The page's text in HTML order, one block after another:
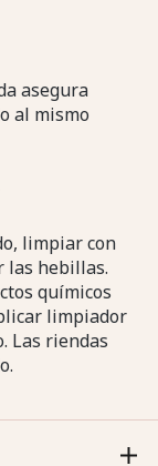
asegura
al mismo
limpiar con
las hebillas.
químicos
limpiador
Las riendas